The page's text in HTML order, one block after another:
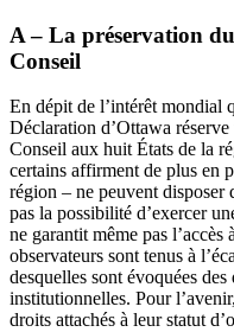
A – La préservation
Conseil
En dépit de l’intérêt mondial
Déclaration d’Ottawa
Conseil aux huit États de la
certains affirment de plus en
région – ne peuvent disposer
pas la possibilité d’exercer
ne garantit même pas
observateurs sont tenus à
desquelles sont évoquées
institutionnelles. Pour
droits attachés à leur statut